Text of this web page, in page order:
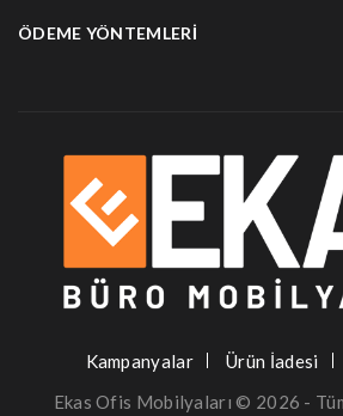
ÖDEME YÖNTEMLERI
Kampanyalar Ürün İadesi
EkasOfis Mobilyaları © 2026 -